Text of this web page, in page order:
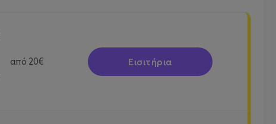
από 20€ Εισιτήρια